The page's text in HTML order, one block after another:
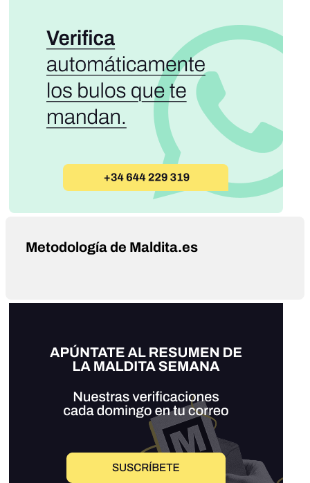
Metodología de Maldita.es